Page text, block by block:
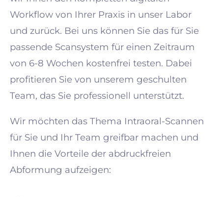
Workflow von Ihrer Praxis in unser Labor
und zurück. Bei uns können Sie das für Sie
passende Scansystem für einen Zeitraum
von 6-8 Wochen kostenfrei testen. Dabei
profitieren Sie von unserem geschulten
Team, das Sie professionell unterstützt.
Wir möchten das Thema Intraoral-Scannen
für Sie und Ihr Team greifbar machen und
Ihnen die Vorteile der abdruckfreien
Abformung aufzeigen: